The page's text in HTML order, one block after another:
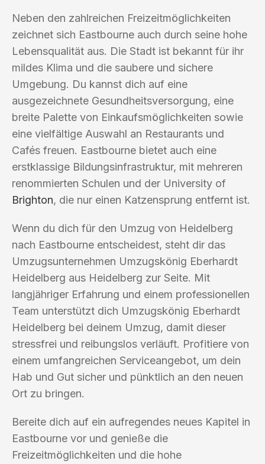
Neben den zahlreichen Freizeitmöglichkeiten
zeichnet sich Eastbourne auch durch seine hohe
Lebensqualität aus. Die Stadt ist bekannt für ihr
mildes Klima und die saubere und sichere
Umgebung. Du kannst dich auf eine
ausgezeichnete Gesundheitsversorgung, eine
breite Palette von Einkaufsmöglichkeiten sowie
eine vielfältige Auswahl an Restaurants und
Cafés freuen. Eastbourne bietet auch eine
erstklassige Bildungsinfrastruktur, mit mehreren
renommierten Schulen und der University of
Brighton, die nur einen Katzensprung entfernt ist.
Wenn du dich für den Umzug von Heidelberg
nach Eastbourne entscheidest, steht dir das
Umzugsunternehmen Umzugskönig Eberhardt
Heidelberg aus Heidelberg zur Seite. Mit
langjähriger Erfahrung und einem professionellen
Team unterstützt dich Umzugskönig Eberhardt
Heidelberg bei deinem Umzug, damit dieser
stressfrei und reibungslos verläuft. Profitiere von
einem umfangreichen Serviceangebot, um dein
Hab und Gut sicher und pünktlich an den neuen
Ort zu bringen.
Bereite dich auf ein aufregendes neues Kapitel in
Eastbourne vor und genieße die
Freizeitmöglichkeiten und die hohe